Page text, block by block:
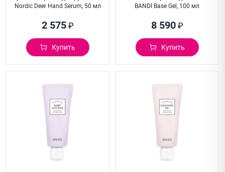
Nordic Deer Hand Serum, 50 мл
2 575₽
Купить
BANDI Base Gel, 100 мл
8 590₽
Купить